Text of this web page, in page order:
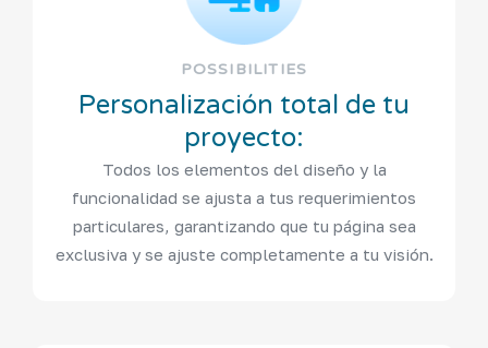
POSSIBILITIES
Personalización total de tu
proyecto:
Todos los elementos del diseño y la
funcionalidad se ajusta a tus requerimientos
particulares, garantizando que tu página sea
exclusiva y se ajuste completamente a tu visión.